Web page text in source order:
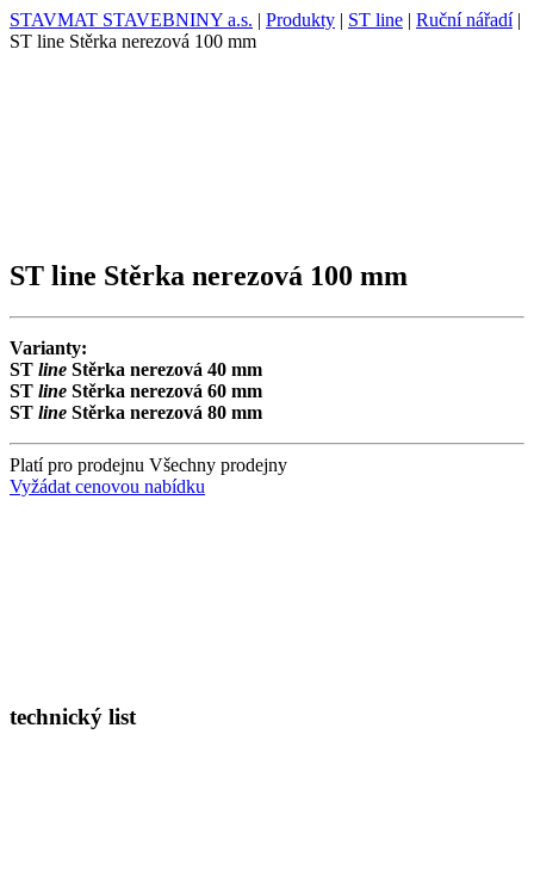
STAVMAT STAVEBNINY a.s. | Produkty | ST line | Ruční nářadí|
ST line Stěrka nerezová 100 mm
ST line Stěrka nerezová 100 mm
Varianty:
ST line Stěrka nerezová 40 mm
ST line Stěrka nerezová 60 mm
ST line Stěrka nerezová 80 mm
Platí pro prodejnu Všechny prodejny
Vyžádat cenovou nabídku
technický list